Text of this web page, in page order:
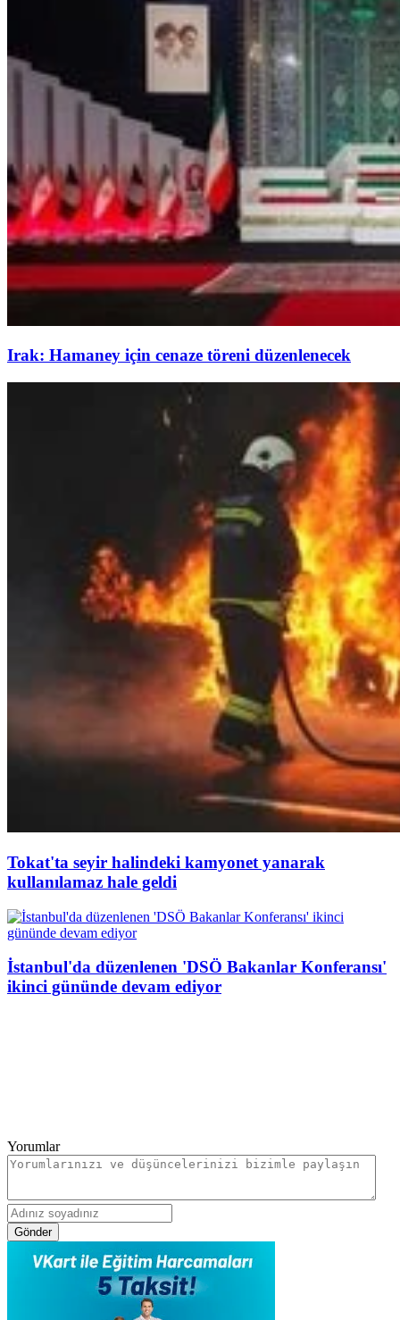
Irak: Hamaney için cenaze töreni düzenlenecek
Tokat'ta seyir halindeki kamyonet yanarak
kullanılamaz hale geldi
İstanbul'da düzenlenen 'DSÖ Bakanlar Konferansı'
ikinci gününde devam ediyor
Yorumlar
Gönder